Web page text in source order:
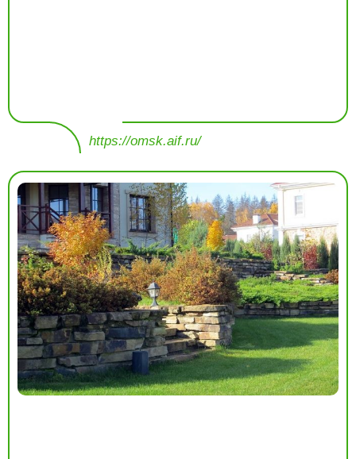
https://omsk.aif.ru/